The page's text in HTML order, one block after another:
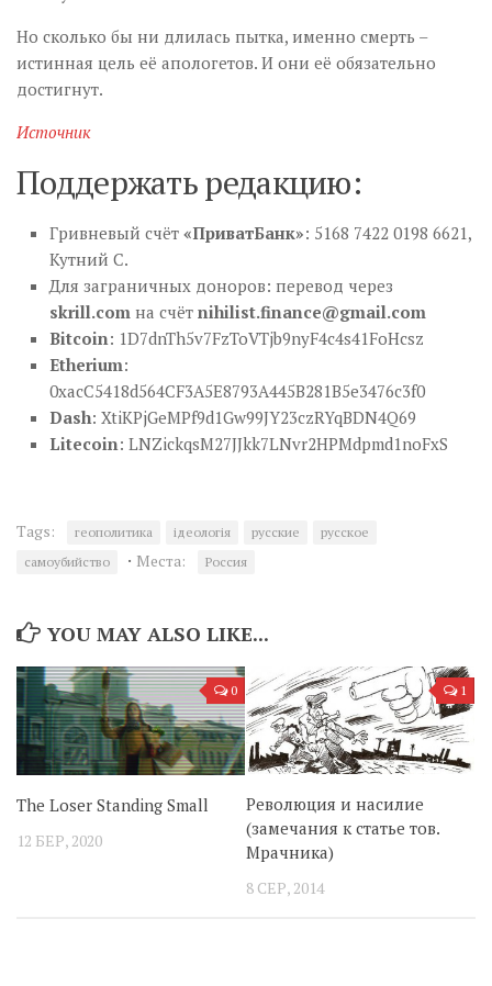
Но сколько бы ни длилась пытка, именно смерть –
истинная цель её апологетов. И они её обязательно
достигнут.
Источник
Поддержать редакцию:
Гривневый счёт «ПриватБанк»: 5168 7422 0198 6621,
Кутний С.
Для заграничных доноров: перевод через
skrill.com на счёт nihilist.finance@gmail.com
Bitcoin: 1D7dnTh5v7FzToVTjb9nyF4c4s41FoHcsz
Etherium:
0xacC5418d564CF3A5E8793A445B281B5e3476c3f0
Dash: XtiKPjGeMPf9d1Gw99JY23czRYqBDN4Q69
Litecoin: LNZickqsM27JJkk7LNvr2HPMdpmd1noFxS
Tags: геополитика ідеологія русские
русское
самоубийство
· Места: Россия
YOU MAY ALSO LIKE...
0
The Loser Standing Small
12 БЕР, 2020
1
Революция и насилие
(замечания к статье тов.
Мрачника)
8 СЕР, 2014